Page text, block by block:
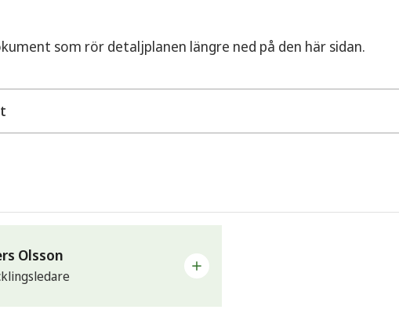
som rör detaljplanen längre ned på den här sidan.
Vitteby 1:15
- ny version
Olsson